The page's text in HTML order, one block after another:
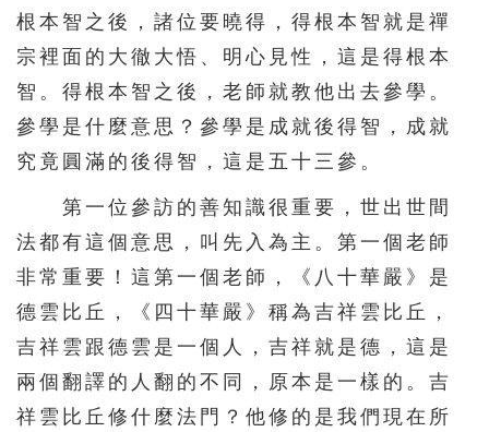
根本智之後，諸位要曉得，得根本智就是禪
宗裡面的大徹大悟、明心見性，這是得根本
智。得根本智之後，老師就教他出去參學。
參學是什麼意思？參學是成就後得智，成就
究竟圓滿的後得智，這是五十三參。
第一位參訪的善知識很重要，世出世間
法都有這個意思，叫先入為主。第一個老師
非常重要！這第一個老師，《八十華嚴》是
德雲比丘，《四十華嚴》稱為吉祥雲比丘，
吉祥雲跟德雲是一個人，吉祥就是德，這是
兩個翻譯的人翻的不同，原本是一樣的。吉
祥雲比丘修什麼法門？他修的是我們現在所